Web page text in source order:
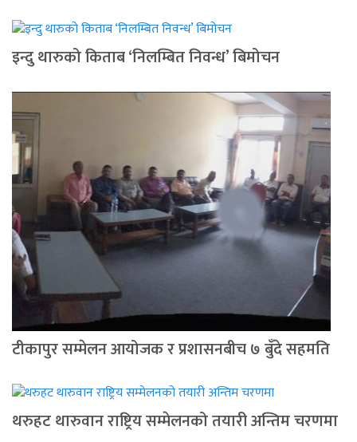
इन्दु थारुको किताब ‘निलम्बित निवन्ध’ बिमोचन
टीकापुर सम्मेलन आयोजक र प्रशासनबीच ७ बुँदे सहमति
थरुहट थारुवान राष्ट्रिय सम्मेलनको तयारी अन्तिम चरणमा